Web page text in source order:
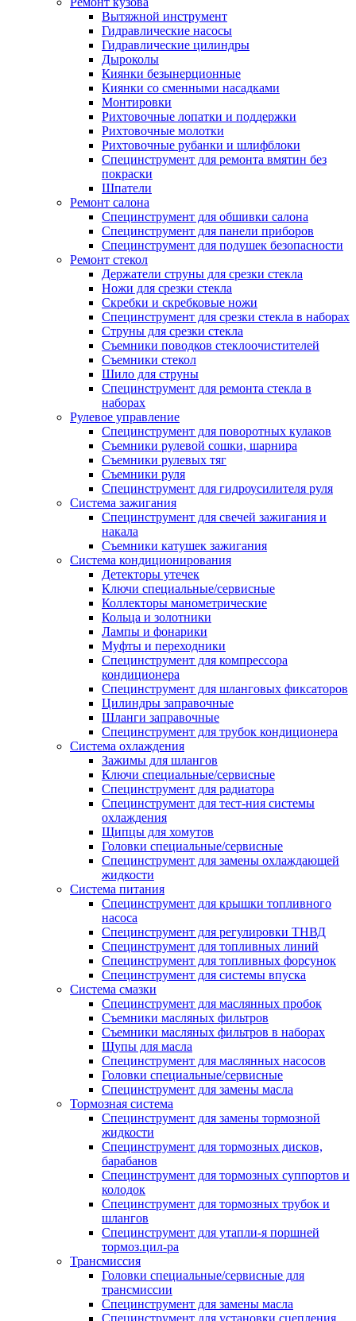
Вытяжной инструмент
Гидравлические насосы
Гидравлические цилиндры
Дыроколы
Киянки безынерционные
Киянки со сменными насадками
Монтировки
Рихтовочные лопатки и поддержки
Рихтовочные молотки
Рихтовочные рубанки и шлифблоки
Специнструмент для ремонта вмятин без
покраски
Шпатели
Ремонт салона
Специнструмент для обшивки салона
Специнструмент для панели приборов
Специнструмент для подушек безопасности
Ремонт стекол
Держатели струны для срезки стекла
Ножи для срезки стекла
Скребки и скребковые ножи
Специнструмент для срезки стекла в наборах
Струны для срезки стекла
Съемники поводков стеклоочистителей
Съемники стекол
Шило для струны
Специнструмент для ремонта стекла в
наборах
Рулевое управление
Специнструмент для поворотных кулаков
Съемники рулевой сошки, шарнира
Съемники рулевых тяг
Съемники руля
Специнструмент для гидроусилителя руля
Система зажигания
Специнструмент для свечей зажигания и
накала
Съемники катушек зажигания
Система кондиционирования
Детекторы утечек
Ключи специальные/сервисные
Коллекторы манометрические
Кольца и золотники
Лампы и фонарики
Муфты и переходники
Специнструмент для компрессора
кондиционера
Специнструмент для шланговых фиксаторов
Цилиндры заправочные
Шланги заправочные
Специнструмент для трубок кондиционера
Система охлаждения
Зажимы для шлангов
Ключи специальные/сервисные
Специнструмент для радиатора
Специнструмент для тест-ния системы
охлаждения
Щипцы для хомутов
Головки специальные/сервисные
Специнструмент для замены охлаждающей
жидкости
Система питания
Специнструмент для крышки топливного
насоса
Специнструмент для регулировки ТНВД
Специнструмент для топливных линий
Специнструмент для топливных форсунок
Специнструмент для системы впуска
Система смазки
Специнструмент для маслянных пробок
Съемники масляных фильтров
Съемники масляных фильтров в наборах
Щупы для масла
Специнструмент для маслянных насосов
Головки специальные/сервисные
Специнструмент для замены масла
Тормозная система
Специнструмент для замены тормозной
жидкости
Специнструмент для тормозных дисков,
барабанов
Специнструмент для тормозных суппортов и
колодок
Специнструмент для тормозных трубок и
шлангов
Специнструмент для утапли-я поршней
тормоз.цил-ра
Трансмиссия
Головки специальные/сервисные для
трансмиссии
Специнструмент для замены масла
Специнструмент для установки сцепления